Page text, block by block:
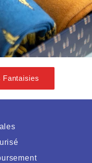
Fantaisies